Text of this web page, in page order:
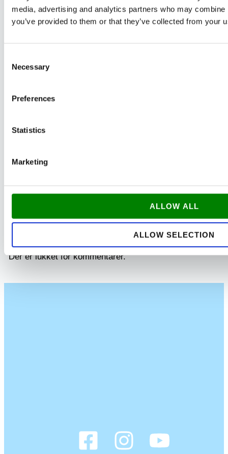
media, advertising and analytics partners who may
you’ve provided to them or that they’ve collected from your
Selection
Necessary
Preferences
Statistics
Marketing
ALLOW ALL
ALLOW SELECTION
2 KOMMENTARER TIL “MALING AF
LEJLIGHED VED FRAFLYTNING – FÅ
Pingback:
Pingback:Husk dette når du skal lakere
dit gulv i København | Fair priser |
Udflytningsgaranti
Der er lukket for kommentarer.